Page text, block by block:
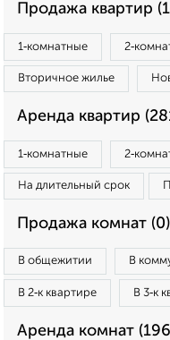
Продажа квартир
1‑комнатные
Вторичное жилье
Аренда квартир
1‑комнатные
На длительный срок
Продажа комнат (0)
В общежитии В
В 2‑к квартире В 3‑к
Аренда комнат